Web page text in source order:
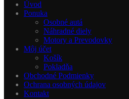
Úvod
Ponuka
Osobné autá
Náhradné diely
Motory a Prevodovky
Môj účet
Košík
Pokladňa
Obchodné Podmienky
Ochrana osobných údajov
Kontakt